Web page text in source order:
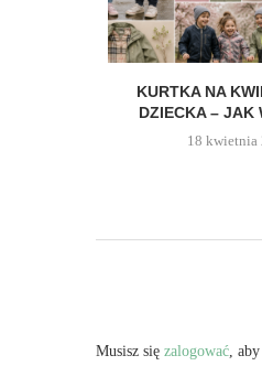
KURTKA NA
DZIECKA – JAK
18 kwietnia
Musisz się zalogować ,